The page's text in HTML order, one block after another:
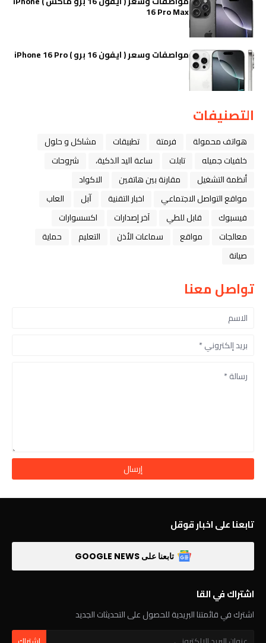
16 Pro Max
مواصفات وسعر ( ايفون 16 برو ) iPhone 16 Pro
التصنيفات
هواتف محمولة فرمتة تطبيقات
مشاكل و حلول
خلفيات جميله
تابلت ﺳﺎﻋﺔ ﺍﻟﻴﺪ ﺍﻟﺬﻛﻴﺔ،
شروحات
أنظمة التشغيل
مقارنة بين هاتفين
الاكواد
مواقع التواصل الاجتماعي
اخبار التقنية ﺁﺑﻞ
العاب
فيسبوك
قابل للطي آخر إصدارات
اكسسوارات
معالجات
مواقع سماعات الأذن التعليم
حماية
صيانة
تواصل معنا
تابعنا على اخبار قوقل
تابعنا على GOOGLE NEWS
اشتراك في القا
اشترك في قائمتنا البريدية للحصول على التحديثات الجديد